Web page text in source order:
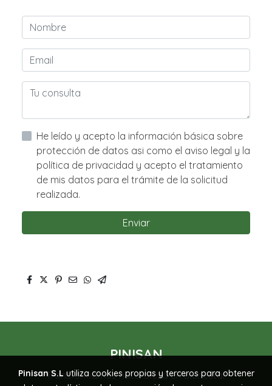
He leído y acepto la información básica sobre
protección de datos asi como el aviso legal y la
política de privacidad y acepto el tratamiento
de mis datos para el trámite de la solicitud
realizada.
Enviar
PINISAN
Transformamos naturaleza en bienestar
Pinisan S.L utiliza cookies propias y terceros para obtener